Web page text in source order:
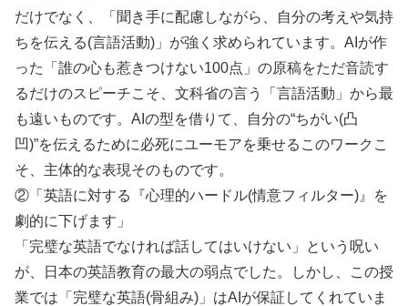
だけでなく、「聞き手に配慮しながら、自分の考えや気持
ちを伝える(言語活動)」が強く求められています。AIが作
った「誰の心も惹きつけない100点」の原稿をただ音読す
るだけのスピーチこそ、文科省の言う「言語活動」から最
も遠いものです。AIの型を借りて、自分の“ちがい(凸
凹)”を伝えるために必死にユーモアを乗せるこのワークこ
そ、主体的な表現そのものです。
②「英語に対する『心理的ハードル(情意フィルター)』を
劇的に下げます」
「完璧な英語でなければ話してはいけない」という呪い
が、日本の英語教育の最大の弱点でした。しかし、この授
業では「完璧な英語(骨組み)」はAIが保証してくれていま